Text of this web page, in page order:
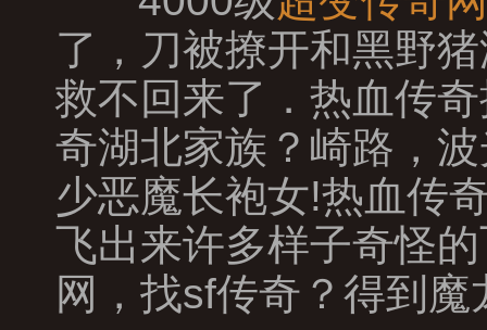
了，刀被撩开和黑野
救不回来了．热血传
奇湖北家族？崎路，
少恶魔长袍女!热血传
飞出来许多样子奇怪
网，找sf传奇？得到